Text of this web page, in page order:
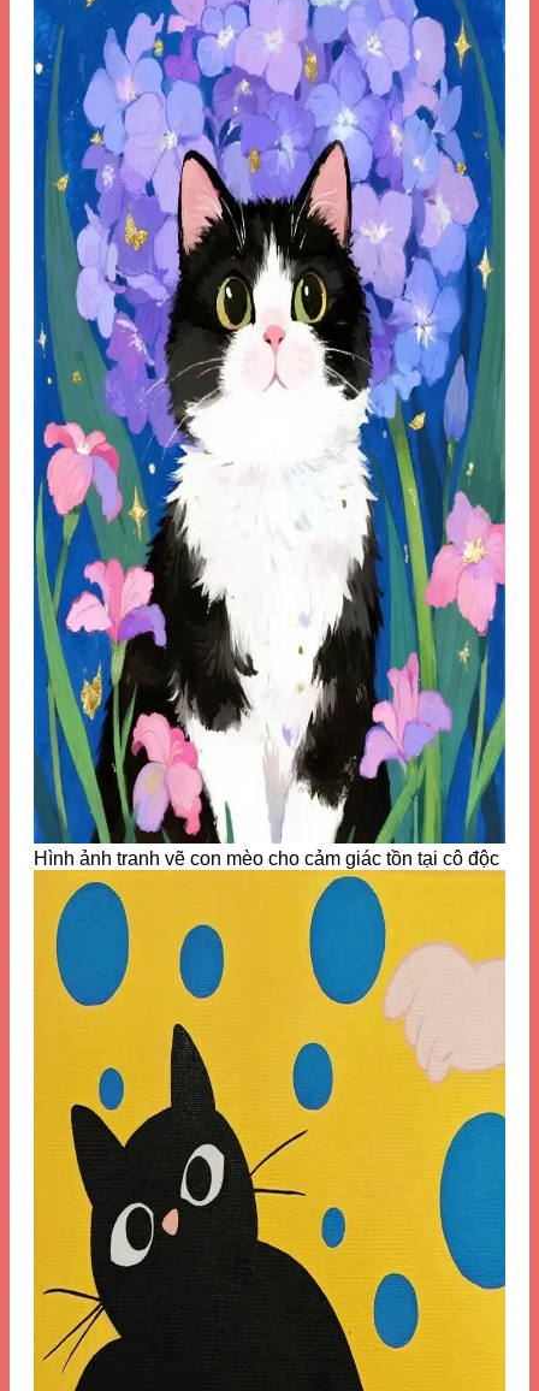
Hình ảnh tranh vẽ con mèo cho cảm giác tồn tại cô độc